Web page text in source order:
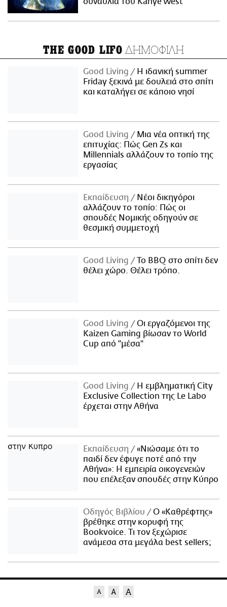
THE GOOD LIFO ΔΗΜΟΦΙΛΗ
Good Living
Η ιδανική summer
Friday ξεκινά με δουλειά στο σπίτι
και καταλήγει σε κάποιο νησί
Good Living
Μια νέα οπτική της
επιτυχίας: Πώς Gen Zs και
Millennials αλλάζουν το τοπίο της
εργασίας
Εκπαίδευση
Νέοι δικηγόροι
αλλάζουν το τοπίο: Πώς οι
σπουδές Νομικής οδηγούν σε
θεσμική συμμετοχή
Good Living
Το BBQ στο σπίτι δεν
θέλει χώρο. Θέλει τρόπο.
Good Living
Οι εργαζόμενοι της
Kaizen Gaming βίωσαν το World
Cup από "μέσα"
Good Living
Η εμβληματική City
Exclusive Collection της Le Labo
έρχεται στην Αθήνα
Εκπαίδευση
«Νιώσαμε ότι το
παιδί δεν έφυγε ποτέ από την
Αθήνα»: Η εμπειρία οικογενειών
που επέλεξαν σπουδές στην Κύπρο
Οδηγός Βιβλίου
Ο «Καθρέφτης»
βρέθηκε στην κορυφή της
Bookvoice. Τι τον ξεχώρισε
ανάμεσα στα μεγάλα best sellers;